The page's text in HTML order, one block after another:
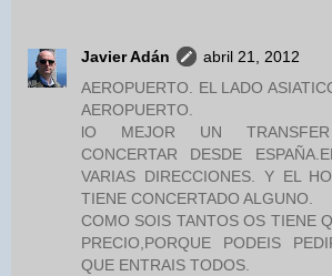
Javier Adán
abril 21, 2012
AEROPUERTO. EL LADO
AEROPUERTO.
lO MEJOR UN
CONCERTAR DESDE
VARIAS DIRECCIONES. Y EL
TIENE CONCERTADO ALGUNO.
COMO SOIS TANTOS OS TIENE
PRECIO,PORQUE PODEIS
QUE ENTRAIS TODOS.